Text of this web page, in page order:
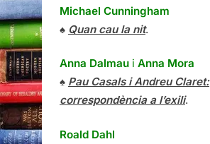
Michael Cunningham
♠ Quan cau la nit.
Anna Dalmau i Anna Mora
♠ Pau Casals i Andreu Claret:
correspondència a l’exili.
Roald Dahl